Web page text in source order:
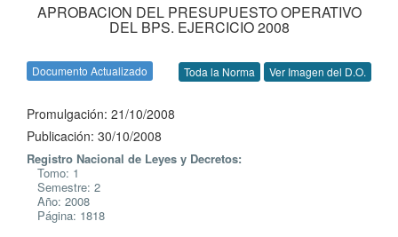
APROBACION DEL PRESUPUESTO OPERATIVO
DEL BPS. EJERCICIO 2008
Documento Actualizado Toda la Norma Ver Imagen del D.O.
Promulgación: 21/10/2008
Publicación: 30/10/2008
Registro Nacional de Leyes y Decretos:
Tomo: 1
Semestre: 2
Año: 2008
Página: 1818